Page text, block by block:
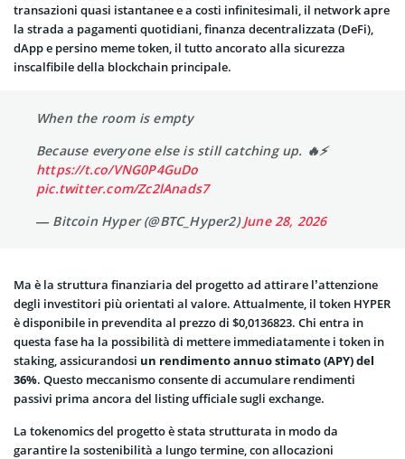
transazioni quasi istantanee e a costi infinitesimali, il network apre
la strada a pagamenti quotidiani, finanza decentralizzata (DeFi),
dApp e persino meme token, il tutto ancorato alla sicurezza
inscalfibile della blockchain principale.
When the room is empty
Because everyone else is still catching up. 🔥⚡️
https://t.co/VNG0P4GuDo
pic.twitter.com/Zc2lAnads7
— Bitcoin Hyper (@BTC_Hyper2)June 28, 2026
Ma è la struttura finanziaria del progetto ad attirare l’attenzione
degli investitori più orientati al valore. Attualmente, il token HYPER
è disponibile in prevendita al prezzo di $0,0136823. Chi entra in
questa fase ha la possibilità di mettere immediatamente i token in
staking, assicurandosi un rendimento annuo stimato (APY) del
36%. Questo meccanismo consente di accumulare rendimenti
passivi prima ancora del listing ufficiale sugli exchange.
La tokenomics del progetto è stata strutturata in modo da
garantire la sostenibilità a lungo termine, con allocazioni